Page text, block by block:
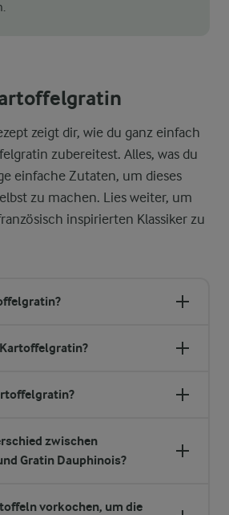
zeigt dir, wie du ganz einfach
zubereitest. Alles, was du
einfache Zutaten, um dieses
zu machen. Lies weiter, um
inspirierten Klassiker zu
zwischen
Gratin Dauphinois?
vorkochen, um die